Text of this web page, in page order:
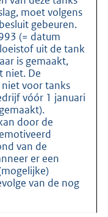
moet volgens
gebeuren.
(= datum
uit de tank
is gemaakt,
niet. De
voor tanks
vóór 1 januari
door de
van de
er een
van de nog